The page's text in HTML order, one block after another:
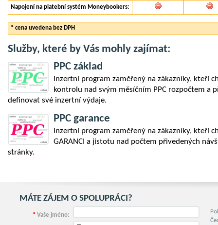
Napojení na platební systém Moneybookers:
* cena uvedena bez DPH
Služby, které by Vás mohly zajímat:
PPC základ
Inzertní program zaměřený na zákazníky, kteří
kontrolu nad svým měsíčním PPC rozpočtem a
definovat své inzertní výdaje.
PPC garance
Inzertní program zaměřený na zákazníky, kteří
GARANCI a jistotu nad počtem přivedených
stránky.
MÁTE ZÁJEM O SPOLUPRÁCI?
* Vaše jméno: